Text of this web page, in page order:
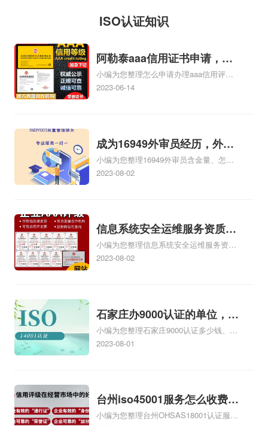
证编制要求和投标保
证金交纳方式；（5）
招标项目的...
邮寄、销售经验、库
存风险、售后服务等
一系列的问题，可能
会觉得困难重重、麻
烦多多，让您一筹莫
展。按照通常的网iso
说，可不就是这样，
没有自己的商务网
站，缺少启动资金，
不...
企业...
体系证书流通，根据
《国务院批转国家标
强iso三体系认证质量
监督检验工作报告的
省市场的工业iso体系
证书，均按照...
ISO认证知识
阿勒泰aaa信用证书申请，阿
勒泰aaa信用评级公司
小编为您整理怎么申请办理aaa信用评级
认证证书、广州企业怎么申请aaa信用评
用体系申请相关iso体系认证知识，详情可
查看下方正文！
2023-06-14
成为16949外审员经历，外审
员16949
小编为您整理16949外审员含金量、怎么
才能成为注册的TS16949:2009的外审
方正文！
2023-08-02
信息系统安全运维服务资质二
级费用，信息系统安全运维服
务资质二级
小编为您整理信息系统安全运维服务资质
认证证书机构有哪些、安全运维服务资质
请书相关iso体系认证知识，详情可查看下
方正文！
2023-08-02
石家庄办9000认证的单位，石
家庄9000认证的公司
小编为您整理石家庄9000认证多少钱、石
家庄9000认证价格多少钱、石家庄9000认
2023-08-01
台州iso45001服务怎么收费，
台州iso45001认证服务怎么收
小编为您整理台州OHSAS18001认证服务